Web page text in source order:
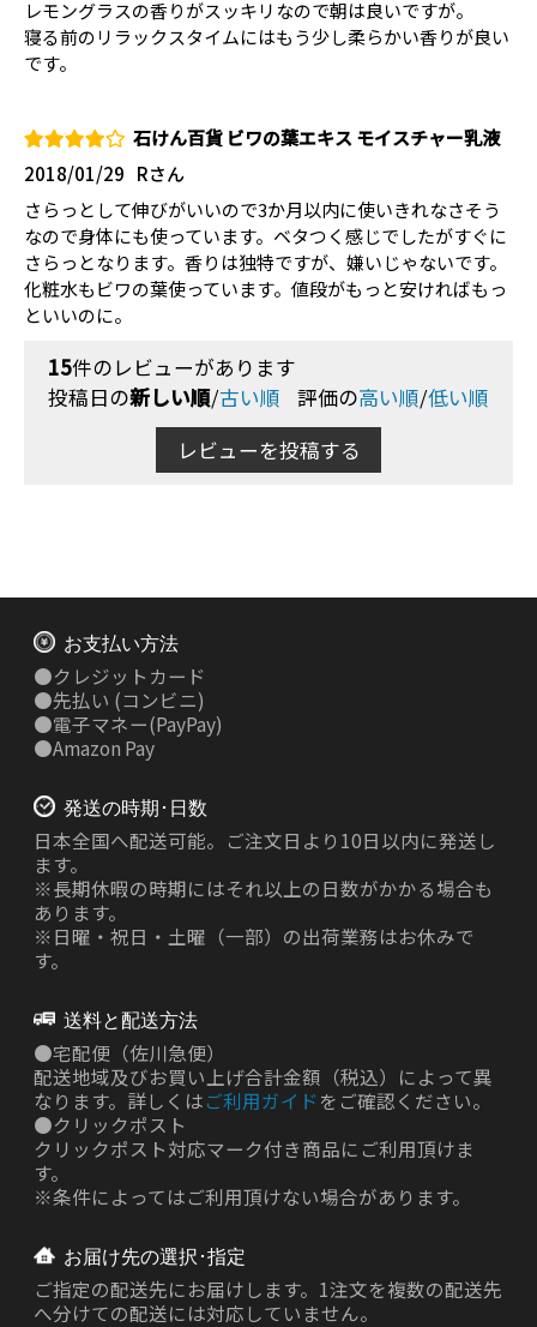
レモングラスの香りがスッキリなので朝は良いですが。
寝る前のリラックスタイムにはもう少し柔らかい香りが良い
です。
石けん百貨 ビワの葉エキス モイスチャー乳液
Rさん
2018/01/29
さらっとして伸びがいいので3か月以内に使いきれなさそう
なので身体にも使っています。ベタつく感じでしたがすぐに
さらっとなります。香りは独特ですが、嫌いじゃないです。
化粧水もビワの葉使っています。値段がもっと安ければもっ
といいのに。
15件のレビューがあります
投稿日の新しい順/古い順 評価の高い順/低い順
レビューを投稿する
お支払い方法
●クレジットカード
●先払い (コンビニ)
●電子マネー(PayPay)
●Amazon Pay
発送の時期･日数
日本全国へ配送可能。ご注文日より10日以内に発送し
ます。
※長期休暇の時期にはそれ以上の日数がかかる場合も
あります。
※日曜・祝日・土曜（一部）の出荷業務はお休みで
す。
送料と配送方法
●宅配便（佐川急便）
配送地域及びお買い上げ合計金額（税込）によって異
なります。詳しくはご利用ガイド をご確認ください。
●クリックポスト
クリックポスト対応マーク付き商品にご利用頂けま
す。
※条件によってはご利用頂けない場合があります。
お届け先の選択･指定
ご指定の配送先にお届けします。1注文を複数の配送先
へ分けての配送には対応していません。